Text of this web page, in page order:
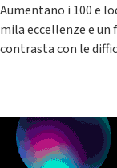
Aumentano i 100 e
mila eccellenze e
contrasta con le